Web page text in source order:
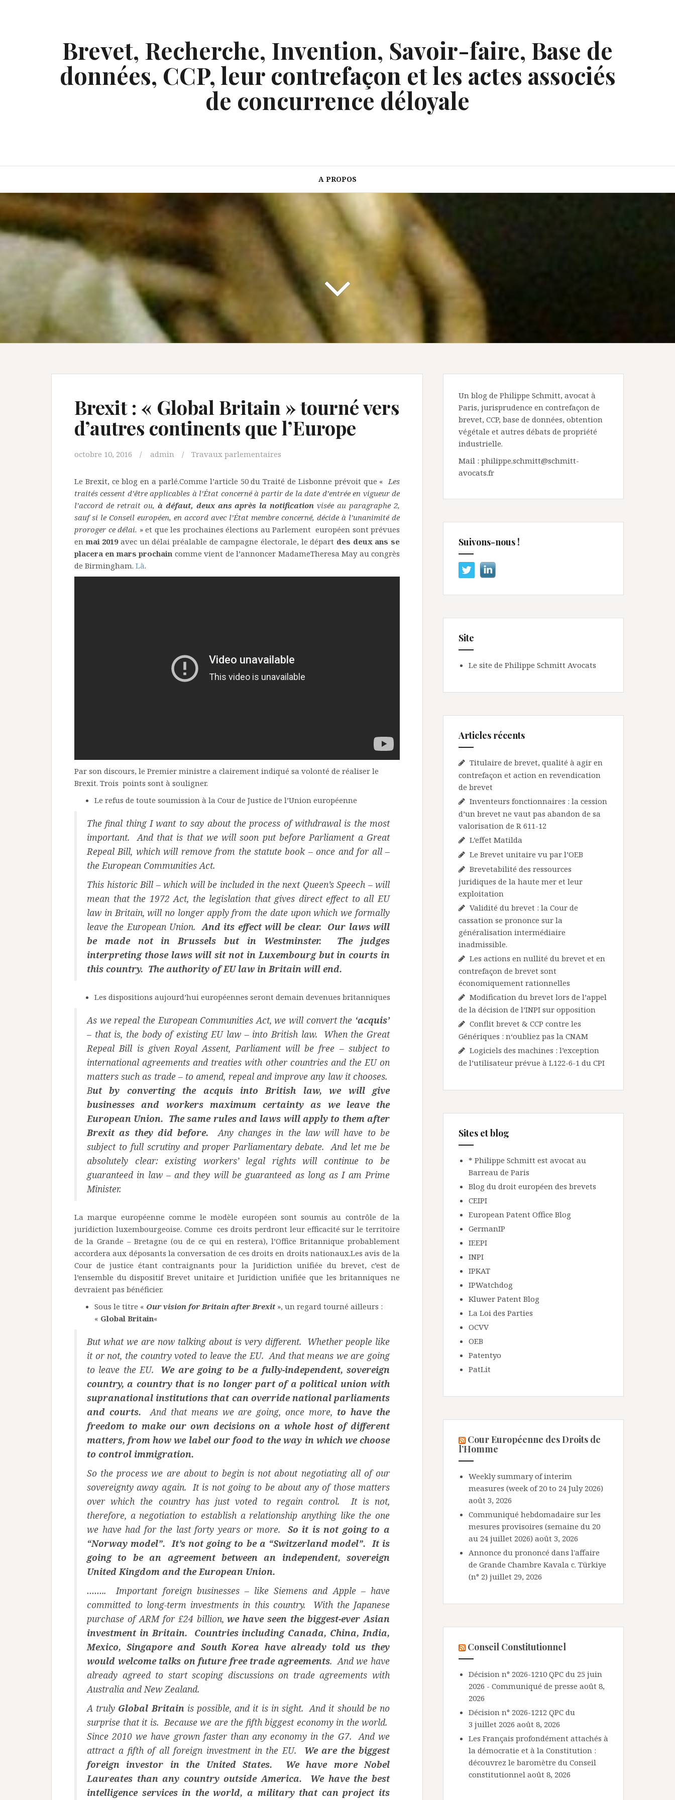
Brevet, Recherche, Invention, Savoir-faire, Base de
données, CCP, leur contrefaçon et les actes associés
de concurrence déloyale
A PROPOS
Brexit : « Global Britain » tourné vers
d’autres continents que l’Europe
octobre 10, 2016 admin Travaux parlementaires
Le Brexit, ce blog en a parlé.Comme l’article 50 du Traité de Lisbonne prévoit que «Les
traités cessent d’être applicables à l’État concerné à partir de la date d’entrée en vigueur de
l’accord de retrait ou, à défaut, deux ans après la notification visée au paragraphe 2,
sauf si le Conseil européen, en accord avec l’État membre concerné, décide à l’unanimité de
proroger ce délai. » et que les prochaines élections au Parlement européen sont prévues
enmai 2019avec un délai préalable de campagne électorale, le départ des deux ans se
placera en mars prochain comme vient de l’annoncer MadameTheresa May au congrès
de Birmingham. Là.
Par son discours, le Premier ministre a clairement indiqué sa volonté de réaliser le
Brexit. Trois points sont à souligner.
Le refus de toute soumission à la Cour de Justice de l’Union européenne
The final thing I want to say about the process of withdrawal is the most
important. And that is that we will soon put before Parliament a Great
Repeal Bill, which will remove from the statute book – once and for all –
the European Communities Act.
This historic Bill – which will be included in the next Queen’s Speech – will
mean that the 1972 Act, the legislation that gives direct effect to all EU
law in Britain, will no longer apply from the date upon which we formally
leave the European Union.And its effect will be clear. Our laws will
be made not in Brussels but in Westminster. The judges
interpreting those laws will sit not in Luxembourg but in courts in
this country. The authority of EU law in Britain will end.
Les dispositions aujourd’hui européennes seront demain devenues britanniques
As we repeal the European Communities Act, we will convert the ‘acquis’
– that is, the body of existing EU law – into British law. When the Great
Repeal Bill is given Royal Assent, Parliament will be free – subject to
international agreements and treaties with other countries and the EU on
matters such as trade – to amend, repeal and improve any law it chooses.
But by converting the acquis into British law, we will give
businesses and workers maximum certainty as we leave the
European Union. The same rules and laws will apply to them after
Brexit as they did before.
Any changes in the law will have to be
subject to full scrutiny and proper Parliamentary debate. And let me be
absolutely clear: existing workers’ legal rights will continue to be
guaranteed in law – and they will be guaranteed as long as I am Prime
Minister.
La marque européenne comme le modèle européen sont soumis au contrôle de la
juridiction luxembourgeoise. Comme ces droits perdront leur efficacité sur le territoire
de la Grande – Bretagne (ou de ce qui en restera), l’Office Britannique probablement
accordera aux déposants la conversation de ces droits en droits nationaux.Les avis de la
Cour de justice étant contraignants pour la Juridiction unifiée du brevet, c’est de
l’ensemble du dispositif Brevet unitaire et Juridiction unifiée que les britanniques ne
devraient pas bénéficier.
Sous le titre « Our vision for Britain after Brexit», un regard tourné ailleurs :
« Global Britain«
But what we are now talking about is very different. Whether people like
it or not, the country voted to leave the EU. And that means we are going
to leave the EU. We are going to be a fully-independent, sovereign
country, a country that is no longer part of a political union with
supranational institutions that can override national parliaments
and courts.
And that means we are going, once more, to have the
freedom to make our own decisions on a whole host of different
matters, from how we label our food to the way in which we choose
to control immigration.
So the process we are about to begin is not about negotiating all of our
sovereignty away again. It is not going to be about any of those matters
over which the country has just voted to regain control. It is not,
therefore, a negotiation to establish a relationship anything like the one
we have had for the last forty years or more.
So it is not going to a
“Norway model”. It’s not going to be a “Switzerland model”. It is
going to be an agreement between an independent, sovereign
United Kingdom and the European Union.
…….. Important foreign businesses – like Siemens and Apple – have
committed to long-term investments in this country. With the Japanese
purchase of ARM for £24 billion, we have seen the biggest-ever Asian
investment in Britain. Countries including Canada, China, India,
Mexico, Singapore and South Korea have already told us they
would welcome talks on future free trade agreements. And we have
already agreed to start scoping discussions on trade agreements with
Australia and New Zealand.
A truly Global Britainis possible, and it is in sight. And it should be no
surprise that it is. Because we are the fifth biggest economy in the world.
Since 2010 we have grown faster than any economy in the G7. And we
attract a fifth of all foreign investment in the EU. We are the biggest
foreign investor in the United States. We have more Nobel
Laureates than any country outside America. We have the best
intelligence services in the world, a military that can project its
Un blog de Philippe Schmitt, avocat à
Paris, jurisprudence en contrefaçon de
brevet, CCP, base de données, obtention
végétale et autres débats de propriété
industrielle.
Mail : philippe.schmitt@schmitt-
avocats.fr
Suivons-nous !
Site
Le site de Philippe Schmitt Avocats
Articles récents
Titulaire de brevet, qualité à agir en
contrefaçon et action en revendication
de brevet
Inventeurs fonctionnaires : la cession
d’un brevet ne vaut pas abandon de sa
valorisation de R 611-12
L’effet Matilda
Le Brevet unitaire vu par l’OEB
Brevetabilité des ressources
juridiques de la haute mer et leur
exploitation
Validité du brevet : la Cour de
cassation se prononce sur la
généralisation intermédiaire
inadmissible.
Les actions en nullité du brevet et en
contrefaçon de brevet sont
économiquement rationnelles
Modification du brevet lors de l’appel
de la décision de l’INPI sur opposition
Conflit brevet & CCP contre les
Génériques : n‘oubliez pas la CNAM
Logiciels des machines : l’exception
de l’utilisateur prévue à L122-6-1 du CPI
Sites et blog
* Philippe Schmitt est avocat au
Barreau de Paris
Blog du droit européen des brevets
CEIPI
European Patent Office Blog
GermanIP
IEEPI
INPI
IPKAT
IPWatchdog
Kluwer Patent Blog
La Loi des Parties
OCVV
OEB
Patentyo
PatLit
Cour Européenne des Droits de
l’Homme
Weekly summary of interim
measures (week of 20 to 24 July 2026)
août 3, 2026
Communiqué hebdomadaire sur les
mesures provisoires (semaine du 20
au 24 juillet 2026) août 3, 2026
Annonce du prononcé dans l'affaire
de Grande Chambre Kavala c. Türkiye
(n° 2) juillet 29, 2026
Conseil Constitutionnel
Décision n° 2026-1210 QPC du 25 juin
2026 - Communiqué de presse août 8,
2026
Décision n° 2026-1212 QPC du
3 juillet 2026 août 8, 2026
Les Français profondément attachés à
la démocratie et à la Constitution :
découvrez le baromètre du Conseil
constitutionnel août 8, 2026